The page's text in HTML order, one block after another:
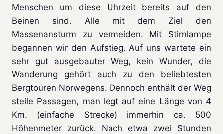
Menschen um diese Uhrzeit bereits auf den
Beinen sind. Alle mit dem Ziel den
Massenansturm zu vermeiden. Mit Stirnlampe
begannen wir den Aufstieg. Auf uns wartete ein
sehr gut ausgebauter Weg, kein Wunder, die
Wanderung gehört auch zu den beliebtesten
Bergtouren Norwegens. Dennoch enthält der Weg
steile Passagen, man legt auf eine Länge von 4
Km. (einfache Strecke) immerhin ca. 500
Höhenmeter zurück. Nach etwa zwei Stunden